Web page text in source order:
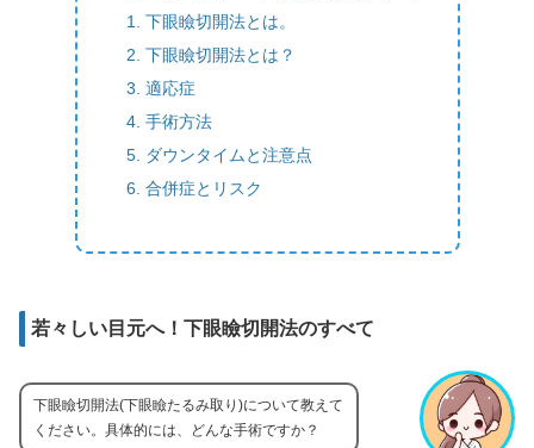
下眼瞼切開法とは。
下眼瞼切開法とは？
適応症
手術方法
ダウンタイムと注意点
合併症とリスク
若々しい目元へ！下眼瞼切開法のすべて
下眼瞼切開法(下眼瞼たるみ取り)について教えて
ください。具体的には、どんな手術ですか？